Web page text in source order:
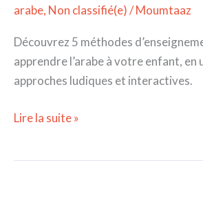
arabe, Non classifié(e)/Moumtaaz
Découvrez 5 méthodes
apprendre l’arabe à votre enfant, en
approches ludiques et interactives.
et
amusantes
Lire la suite »